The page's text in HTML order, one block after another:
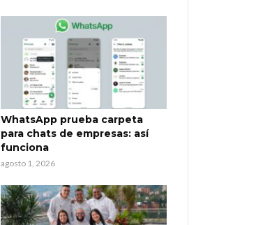
WhatsApp prueba carpeta
para chats de empresas: así
funciona
agosto 1, 2026